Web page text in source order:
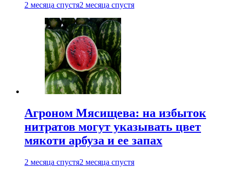
2 месяца спустя2 месяца спустя
Агроном Мясищева: на избыток
нитратов могут указывать цвет
мякоти арбуза и ее запах
2 месяца спустя2 месяца спустя